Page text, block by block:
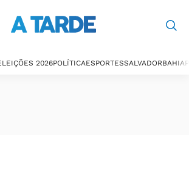
2026POLÍTICAESPORTESSALVADORBAHIA